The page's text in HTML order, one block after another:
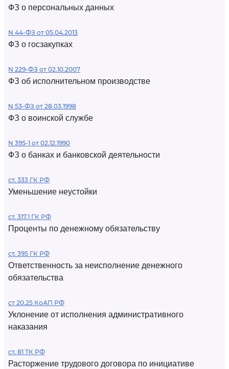
ФЗ о персональных данных
N 44-ФЗ от 05.04.2013
ФЗ о госзакупках
N 229-ФЗ от 02.10.2007
ФЗ об исполнительном производстве
N 53-ФЗ от 28.03.1998
ФЗ о воинской службе
N 395-1 от 02.12.1990
ФЗ о банках и банковской деятельности
ст. 333 ГК РФ
Уменьшение неустойки
ст. 317.1 ГК РФ
Проценты по денежному обязательству
ст. 395 ГК РФ
Ответственность за неисполнение денежного
обязательства
ст 20.25 КоАП РФ
Уклонение от исполнения административного
наказания
ст. 81 ТК РФ
Расторжение трудового договора по инициативе